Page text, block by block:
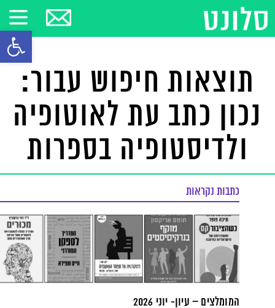
פתח
תוצאות חיפוש עבור:
נכון כתב עת לאוטופיה
ולדיסטופיה בספרות
כתבות נקראות
המומלצים – עיון- יוני 2026